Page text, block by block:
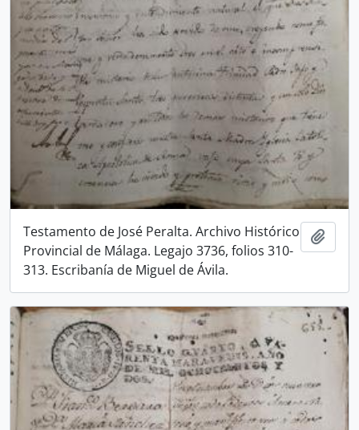
Testamento de José Peralta. Archivo Histórico
Provincial de Málaga. Legajo 3736, folios 310-
313. Escribanía de Miguel de Ávila.